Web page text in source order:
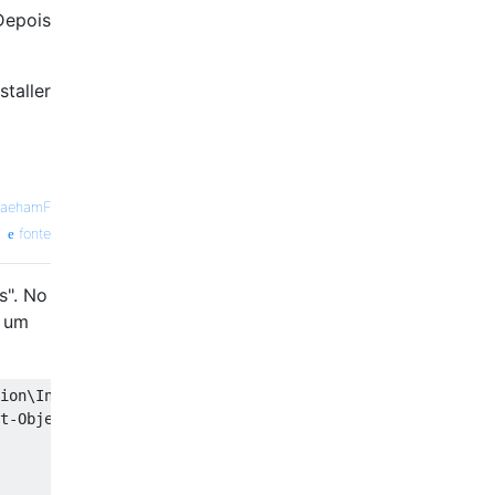
fonte
No
1-5-18\Patches\* -Name
-ExpandProperty FullName